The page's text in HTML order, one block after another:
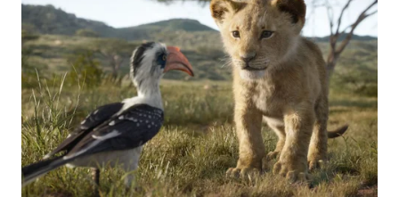
WAHANA
Wahana
Network
KONSUMEN
LISTRIK
MASYARAKAT